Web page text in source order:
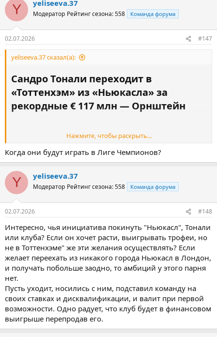
Y yeliseeva.37
Модератор Рейтинг сезона: 558 Команда форума
02.07.2026 #147
yeliseeva.37 сказал(а):
Сандро Тонали переходит в
«Тоттенхэм» из «Ньюкасла» за
рекордные € 117 млн — Орнштейн​
По данным источника, около € 108 млн от этой суммы будет
выплачено в качестве фиксированной части. Оставшиеся € 9
Лиге чемпионов УЕФА.
Нажмите, чтобы раскрыть...
Когда они будут играть в Лиге Чемпионов?
Y yeliseeva.37
Модератор Рейтинг сезона: 558 Команда форума
02.07.2026 #148
Интересно, чья инициатива покинуть "Ньюкасл", Тонали
или клуба? Если он хочет расти, выигрывать трофеи, но
не в Тоттенхэме" же эти желания осуществлять? Если
желает переехать из никакого города Ньюкасл в Лондон,
и получать побольше заодно, то амбиций у этого парня
нет.
Пусть уходит, носились с ним, подставил команду на
своих ставках и дисквалификации, и валит при первой
возможности. Одно радует, что клуб будет в финансовом
выигрыше перепродав его.